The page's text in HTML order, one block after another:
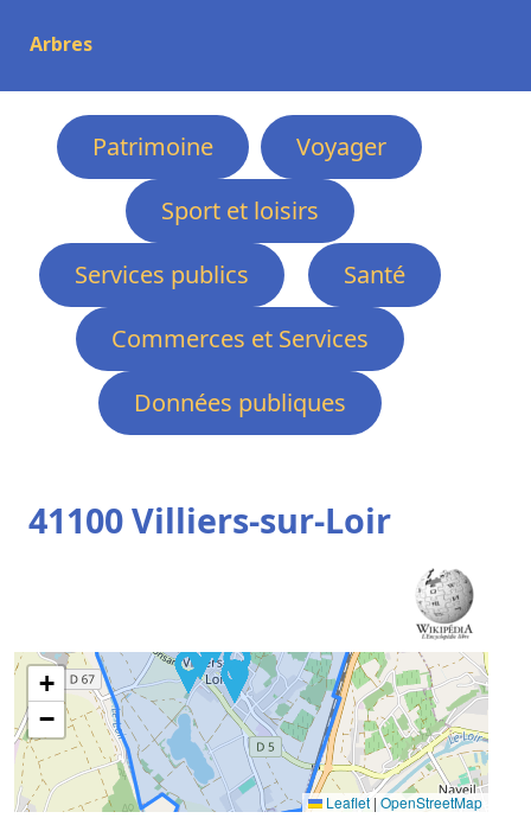
Arbres
Patrimoine
Voyager
Sport et loisirs
Services publics
Santé
Commerces et Services
Données publiques
41100 Villiers-sur-Loir
+
−
Leaflet | OpenStreetMap